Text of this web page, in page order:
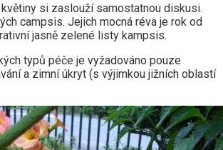
květiny si zaslouží samostatnou diskusi.
campsis. Jejich mocná réva je rok od
jasně zelené listy kampsis.
typů péče je vyžadováno pouze
a zimní úkryt (s výjimkou jižních oblastí